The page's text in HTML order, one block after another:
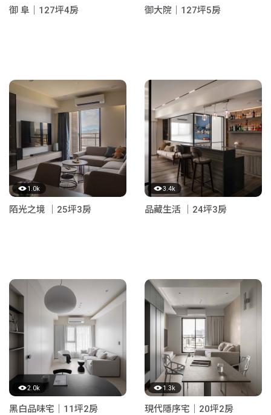
御 阜｜127坪4房 御大院｜127坪5房
1.0k
陌光之境 ｜25坪3房
3.4k
品藏生活 ｜24坪3房
2.0k
黑白品味宅｜11坪2房
1.3k
現代隱序宅｜20坪2房